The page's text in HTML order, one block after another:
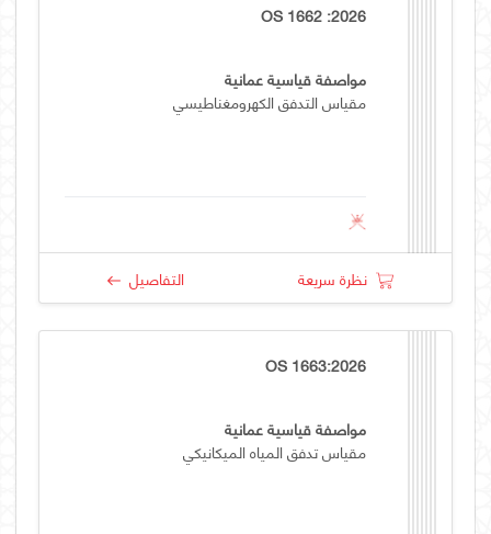
OS 1662 :2026
مواصفة قياسية عمانية
مقياس التدفق الكهرومغناطيسي
نظرة سريعة التفاصيل
OS 1663:2026
مواصفة قياسية عمانية
مقياس تدفق المياه الميكانيكي